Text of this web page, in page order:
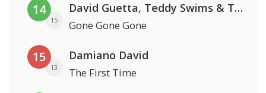
14
15
David Guetta, Teddy Swims & Tones And I
Gone Gone Gone
15
13
Damiano David
The First Time